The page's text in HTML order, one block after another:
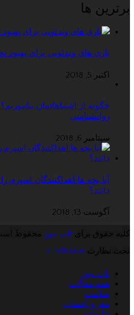
برترین ها
بازی های ویدئویی برای
اکتبر 5, 2018
چگونه از اشتباهاتمان
روانشناسی
سپتامبر 6, 2018
آیا بچه ها اهداکنندگان اسپرم
دانند؟
آگوست 13, 2018
کلیه حقوق برای تاپ نیوز
محفوظ
تحت نظارت e-teb.com
تاپ نیوز
همه مقالات
سلامت
مغز و اعصاب